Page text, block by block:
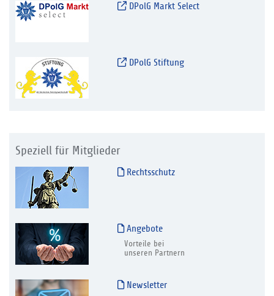
DPolG Markt Select
DPolG Stiftung
Speziell für Mitglieder
Rechtsschutz
Angebote
Vorteile bei
unseren Partnern
Newsletter